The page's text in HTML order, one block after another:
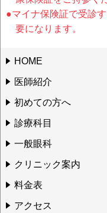
●マイナ保険証で受診
要になります。
HOME
医師紹介
初めての方へ
診療科目
一般眼科
クリニック案内
料金表
アクセス